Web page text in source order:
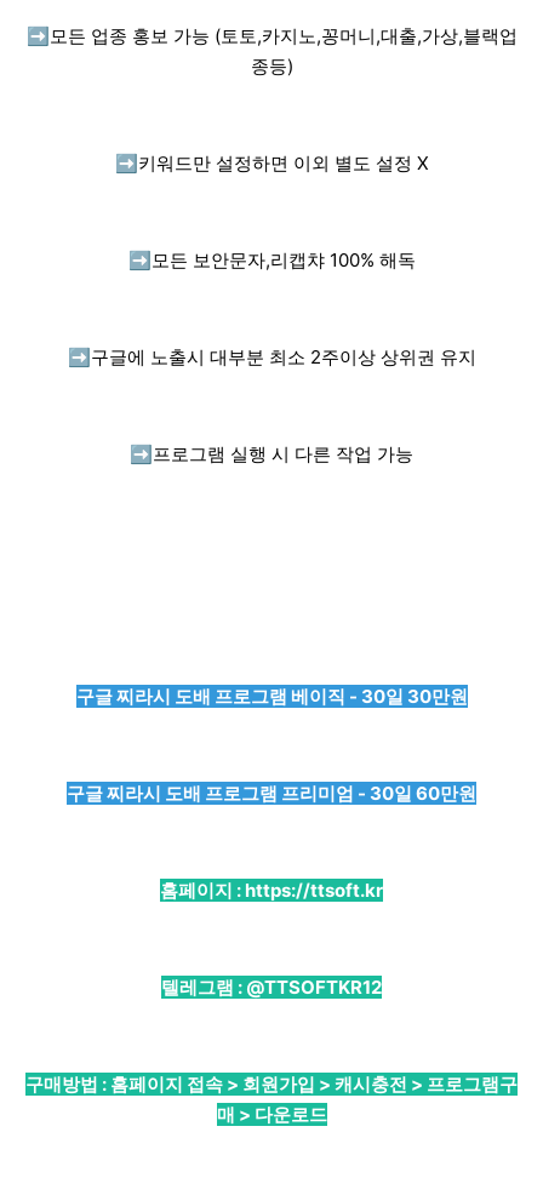
➡️ 모든 업종 홍보 가능 (토토,카지노,꽁머니,대출,가상,블랙업
종등)
➡️ 키워드만 설정하면 이외 별도 설정 X
➡️ 모든 보안문자,리캡챠 100% 해독
➡️ 구글에 노출시 대부분 최소 2주이상 상위권 유지
➡️ 프로그램 실행 시 다른 작업 가능
구글 찌라시 도배 프로그램 베이직 - 30일 30만원
구글 찌라시 도배 프로그램 프리미엄 - 30일 60만원
홈페이지 :https://ttsoft.kr
텔레그램 : @TTSOFTKR12
구매방법 : 홈페이지 접속 > 회원가입 > 캐시충전 > 프로그램구
매 > 다운로드